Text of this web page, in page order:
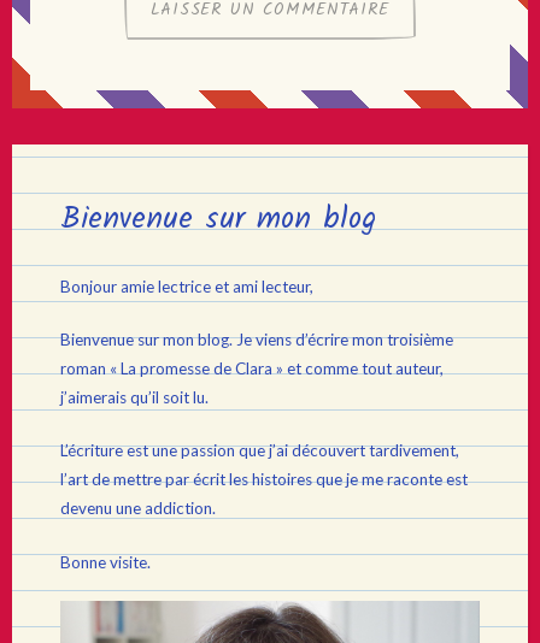
Bienvenue sur mon blog
Bonjour amie lectrice et ami lecteur,
Bienvenue sur mon blog. Je viens d’écrire mon troisième
roman « La promesse de Clara » et comme tout auteur,
j’aimerais qu’il soit lu.
L’écriture est une passion que j’ai découvert tardivement,
l’art de mettre par écrit les histoires que je me raconte est
devenu une addiction.
Bonne visite.